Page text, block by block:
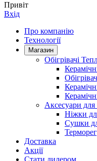
Привіт
Вхід
Про компанію
Технології
Магазин
Обігрівачі
Аксесуари для
Ніжки
Сушки
Доставка
Акції